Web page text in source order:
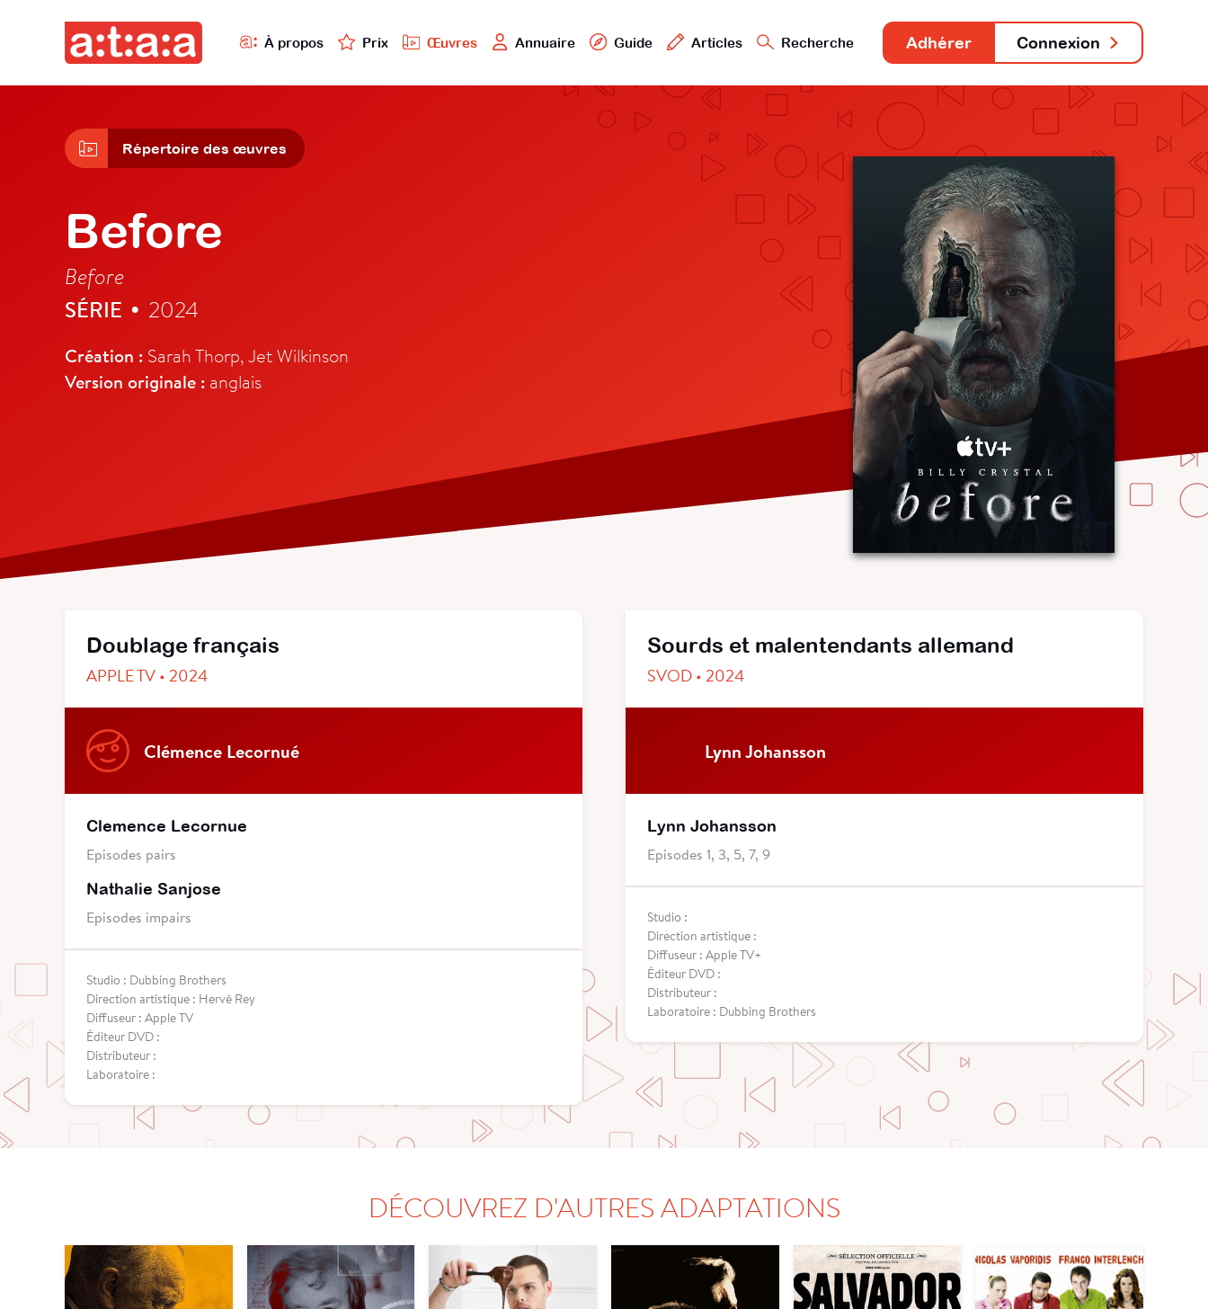
À propos Prix Œuvres Annuaire Guide Articles Recherche Adhérer Connexion
Répertoire des œuvres
Before
Before
SÉRIE • 2024
Création : Sarah Thorp, Jet Wilkinson
Version originale : anglais
Doublage français
APPLE TV • 2024
Clémence Lecornué
Clemence Lecornue
Episodes pairs
Nathalie Sanjose
Episodes impairs
Studio : Dubbing Brothers
Direction artistique : Hervé Rey
Diffuseur : Apple TV
Éditeur DVD :
Distributeur :
Laboratoire :
Sourds et malentendants allemand
SVOD • 2024
Lynn Johansson
Lynn Johansson
Episodes 1, 3, 5, 7, 9
Studio :
Direction artistique :
Diffuseur : Apple TV+
Éditeur DVD :
Distributeur :
Laboratoire : Dubbing Brothers
DÉCOUVREZ D'AUTRES ADAPTATIONS